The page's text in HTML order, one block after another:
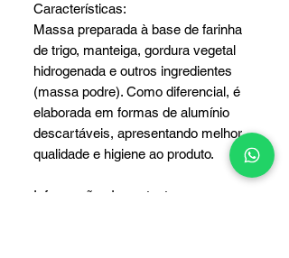
Características:
Massa preparada à base de farinha
de trigo, manteiga, gordura vegetal
hidrogenada e outros ingredientes
(massa podre). Como diferencial, é
elaborada em formas de alumínio
descartáveis, apresentando melhor
qualidade e higiene ao produto.
Informações Importantes: